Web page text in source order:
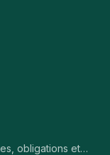
obligations et…